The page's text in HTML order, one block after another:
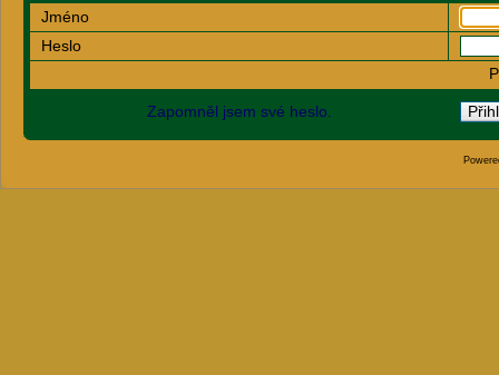
Jméno
Heslo
Zapomněl jsem své heslo.